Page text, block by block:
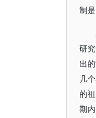
制
研
出
几
的
期